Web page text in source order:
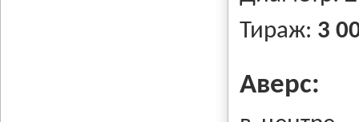
Тираж: 3
Аверс: